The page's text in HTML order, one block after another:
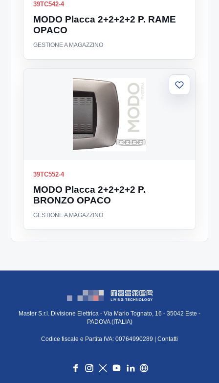
39TC542-4
MODO Placca 2+2+2+2 P. RAME
OPACO
GESTIONE A MAGAZZINO
39TC552-4
MODO Placca 2+2+2+2 P.
BRONZO OPACO
GESTIONE A MAGAZZINO
Aggiungi
alla
Master S.r.l. Divisione Elettrica - Via Mario Tognato, 16 - 35042 Este -
PADOVA (ITALIA)
Codice fiscale e Partita IVA: 00764990289 | Contatti